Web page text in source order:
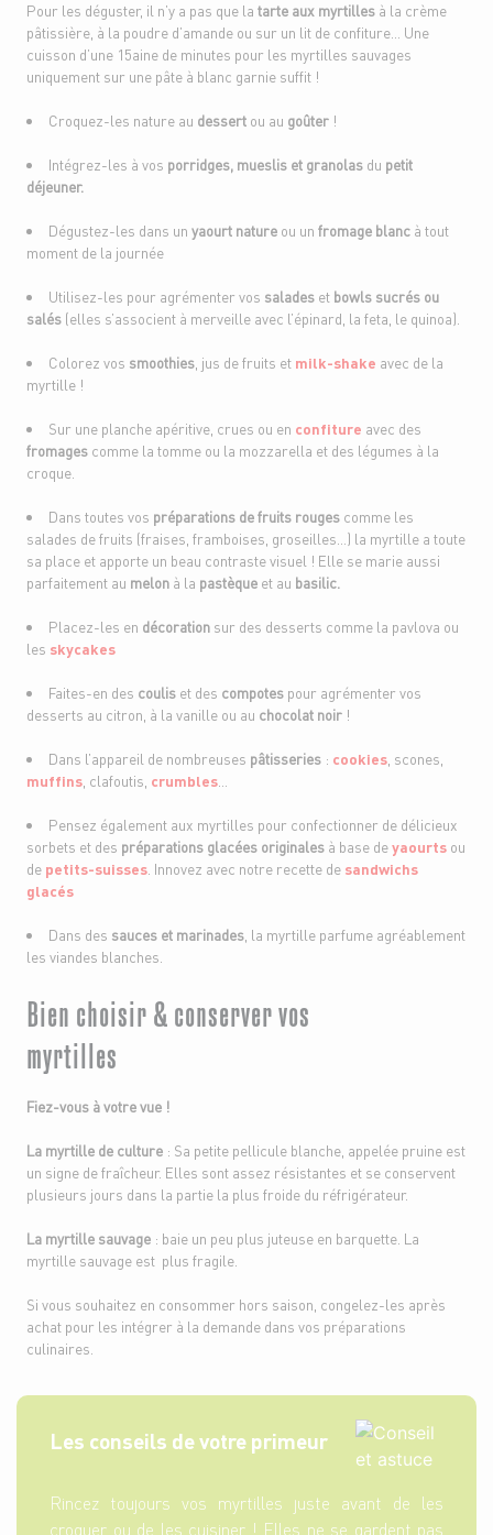
Pour les déguster, il n’y a pas que la tarte aux myrtilles à la crème
pâtissière, à la poudre d’amande ou sur un lit de confiture… Une
cuisson d’une 15aine de minutes pour les myrtilles sauvages
uniquement sur une pâte à blanc garnie suffit !
Croquez-les nature au dessertou au goûter !
Intégrez-les à vos porridges, mueslis et granolasdu petit
déjeuner.
Dégustez-les dans un yaourt natureou un fromage blancà tout
moment de la journée
Utilisez-les pour agrémenter vos saladeset bowls sucrés ou
salés (elles s’associent à merveille avec l’épinard, la feta, le quinoa).
Colorez vos smoothies, jus de fruits et milk-shake avec de la
myrtille !
Sur une planche apéritive, crues ou en confiture avec des
fromages comme la tomme ou la mozzarella et des légumes à la
croque.
Dans toutes vos préparations de fruits rougescomme les
salades de fruits (fraises, framboises, groseilles…) la myrtille a toute
sa place et apporte un beau contraste visuel ! Elle se marie aussi
parfaitement au melon à la pastèque et au basilic.
Placez-les en décorationsur des desserts comme la pavlova ou
les skycakes
Faites-en des couliset des compotes pour agrémenter vos
desserts au citron, à la vanille ou au chocolat noir !
Dans l’appareil de nombreuses pâtisseries: cookies, scones,
muffins , clafoutis, crumbles
Pensez également aux myrtilles pour confectionner de délicieux
sorbets et des préparations glacées originales à base deyaourts ou
de petits-suisses . Innovez avec notre recette de sandwichs
glacés
Dans des sauces et marinades, la myrtille parfume agréablement
les viandes blanches.
Bien choisir & conserver vos
myrtilles
Fiez-vous à votre vue !
La myrtille de culture : Sa petite pellicule blanche, appelée pruine est
un signe de fraîcheur. Elles sont assez résistantes et se conservent
plusieurs jours dans la partie la plus froide du réfrigérateur.
La myrtille sauvage : baie un peu plus juteuse en barquette. La
myrtille sauvage est plus fragile.
Si vous souhaitez en consommer hors saison, congelez-les après
achat pour les intégrer à la demande dans vos préparations
culinaires.
Les conseils de votre primeur
Rincez toujours vos myrtilles juste avant de les
croquer ou de les cuisiner ! Elles ne se gardent pas